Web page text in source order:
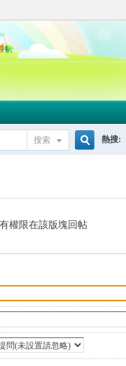
搜索
索
熱搜:
權限在該版塊回帖